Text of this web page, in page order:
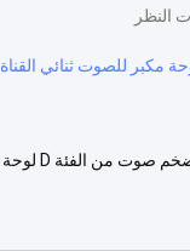
مكبر للصوت ثنائي القناة